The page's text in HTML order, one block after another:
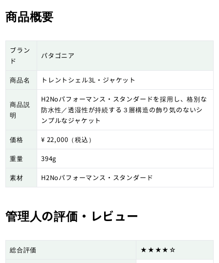
商品概要
ブラン
ド
パタゴニア
商品名 トレントシェル3L・ジャケット
商品説
明
H2Noパフォーマンス・スタンダードを採用し、格別な
防水性／透湿性が持続する３層構造の飾り気のないシ
ンプルなジャケット
価格 ¥ 22,000（税込）
重量 394g
素材 H2Noパフォーマンス・スタンダード
管理人の評価・レビュー
総合評価 ★★★★☆